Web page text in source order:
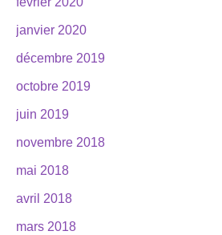
janvier 2020
décembre 2019
octobre 2019
juin 2019
novembre 2018
mai 2018
avril 2018
mars 2018